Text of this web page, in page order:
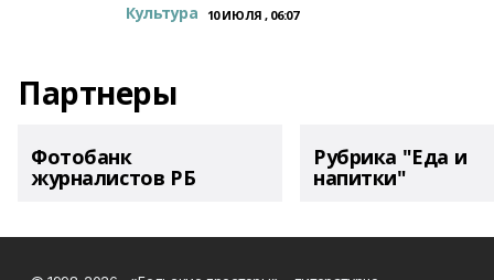
Культура 10 ИЮЛЯ , 06:07
Партнеры
Фотобанк
журналистов РБ
Рубрика "Еда и
напитки"